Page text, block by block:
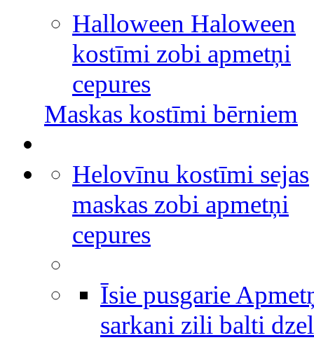
Halloween Haloween
kostīmi zobi apmetņi
cepures
Maskas kostīmi bērniem
Helovīnu kostīmi sejas
maskas zobi apmetņi
cepures
Īsie pusgarie
sarkani zili balti